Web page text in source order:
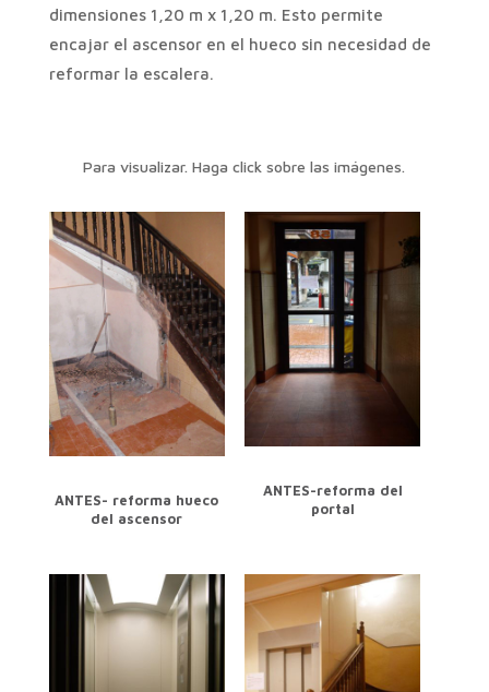
dimensiones 1,20 m x 1,20 m. Esto permite
encajar el ascensor en el hueco sin necesidad de
reformar la escalera.
Para visualizar. Haga click sobre las imágenes.
ANTES- reforma hueco
del ascensor
ANTES-reforma del
portal